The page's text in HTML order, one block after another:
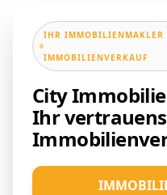
IHR IMMOBILIENMAKLER
IMMOBILIENVERKAUF
City
Ihr